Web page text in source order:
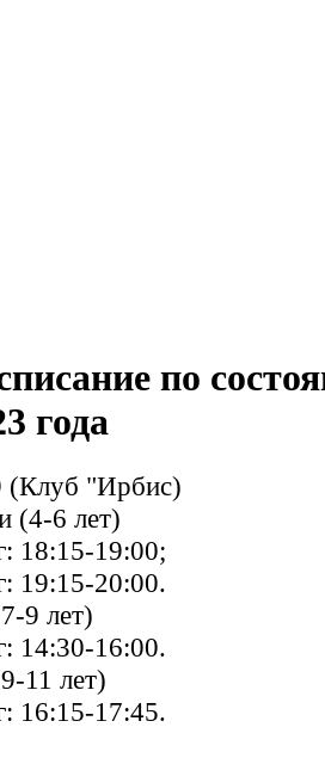
по
года
"Ирбис)
(4-6 лет)
18:15-19:00;
19:15-20:00.
9 лет)
14:30-16:00.
11 лет)
16:15-17:45.